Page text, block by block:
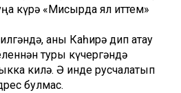
күрә «Мисырда ял иттем»
аны Каһирә дип атау
туры күчергәндә
килә. Ә инде русчалатып
булмас.